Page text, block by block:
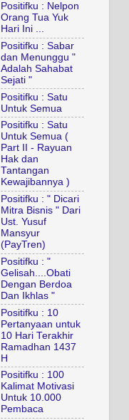
Positifku : Nelpon
Orang Tua Yuk
Hari Ini ...
Positifku : Sabar
dan Menunggu "
Adalah Sahabat
Sejati "
Positifku : Satu
Untuk Semua
Positifku : Satu
Untuk Semua (
Part II - Rayuan
Hak dan
Tantangan
Kewajibannya )
Positifku : " Dicari
Mitra Bisnis " Dari
Ust. Yusuf
Mansyur
(PayTren)
Positifku : "
Gelisah....Obati
Dengan Berdoa
Dan Ikhlas "
Positifku : 10
Pertanyaan untuk
10 Hari Terakhir
Ramadhan 1437
H
Positifku : 100
Kalimat Motivasi
Untuk 10.000
Pembaca